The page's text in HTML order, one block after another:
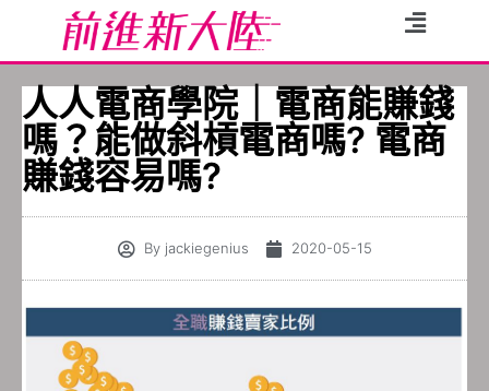
人人電商學院｜電商能賺錢
嗎？能做斜槓電商嗎? 電商
賺錢容易嗎?
Byjackiegenius 2020-05-15